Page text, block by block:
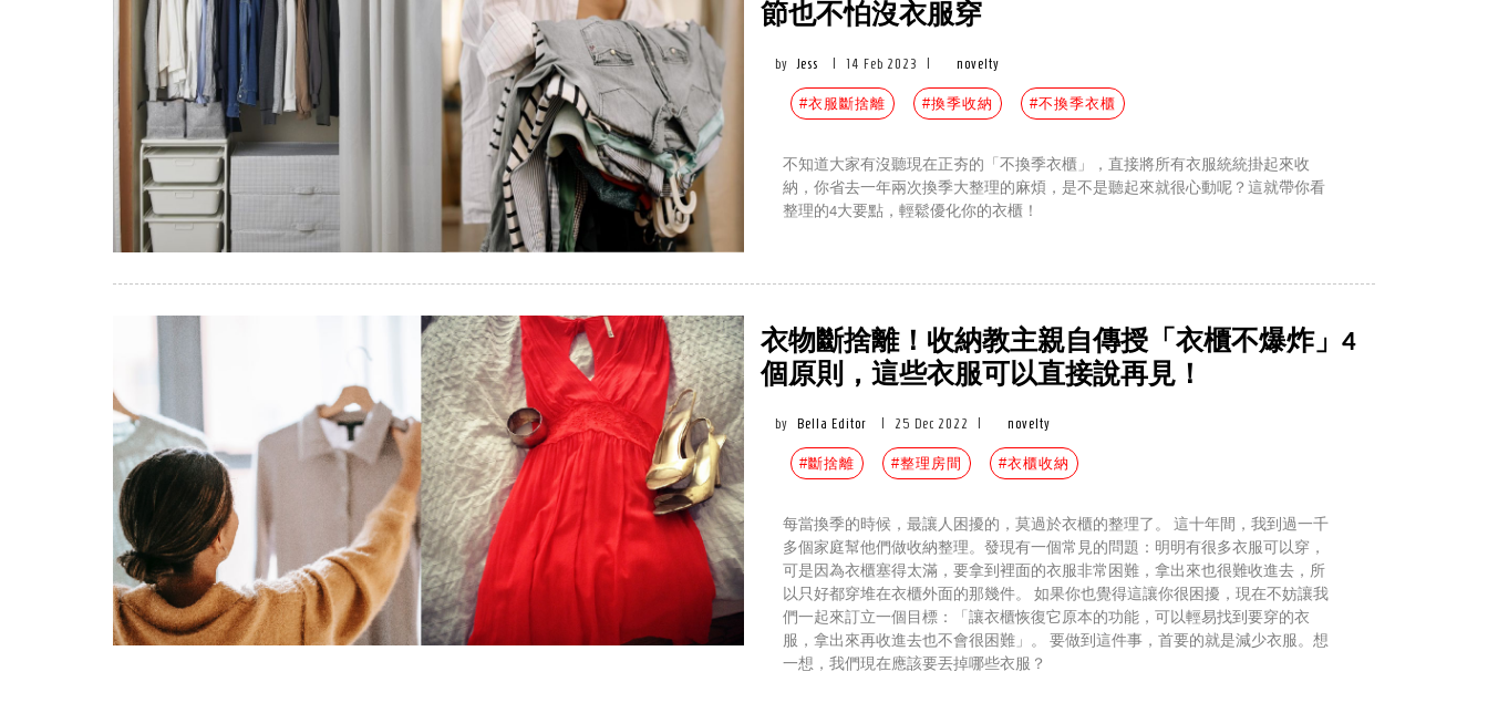
節也不怕沒衣服穿
by Jess 14 Feb 2023 novelty
#衣服斷捨離 #換季收納 #不換季衣櫃
不知道大家有沒聽現在正夯的「不換季衣櫃」，直接將所有衣服統統掛起來收
納，你省去一年兩次換季大整理的麻煩，是不是聽起來就很心動呢？這就帶你看
整理的4大要點，輕鬆優化你的衣櫃！
衣物斷捨離！收納教主親自傳授「衣櫃不爆炸」4
個原則，這些衣服可以直接說再見！
by Bella Editor 25 Dec 2022 novelty
#斷捨離 #整理房間 #衣櫃收納
每當換季的時候，最讓人困擾的，莫過於衣櫃的整理了。 這十年間，我到過一千
多個家庭幫他們做收納整理。發現有一個常見的問題：明明有很多衣服可以穿，
可是因為衣櫃塞得太滿，要拿到裡面的衣服非常困難，拿出來也很難收進去，所
以只好都穿堆在衣櫃外面的那幾件。 如果你也覺得這讓你很困擾，現在不妨讓我
們一起來訂立一個目標：「讓衣櫃恢復它原本的功能，可以輕易找到要穿的衣
服，拿出來再收進去也不會很困難」。 要做到這件事，首要的就是減少衣服。想
一想，我們現在應該要丟掉哪些衣服？